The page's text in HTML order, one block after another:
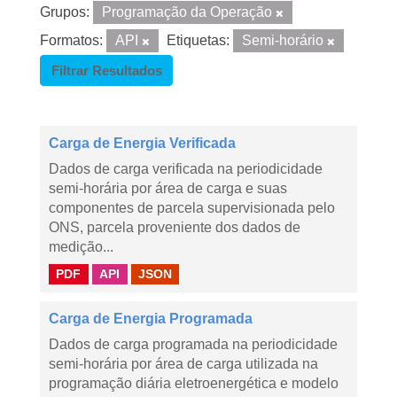
Grupos:
Programação da Operação
Formatos:
API Etiquetas:
Semi-horário
Filtrar Resultados
Carga de Energia Verificada
Dados de carga verificada na periodicidade
semi-horária por área de carga e suas
componentes de parcela supervisionada pelo
ONS, parcela proveniente dos dados de
medição...
PDF API JSON
Carga de Energia Programada
Dados de carga programada na periodicidade
semi-horária por área de carga utilizada na
programação diária eletroenergética e modelo